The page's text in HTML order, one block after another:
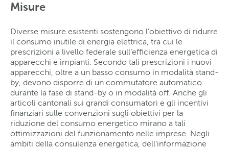
Misure
Diverse misure esistenti sostengono l’obiettivo di ridurre
il consumo inutile di energia elettrica, tra cui le
prescrizioni a livello federale sull’efficienza energetica di
apparecchi e impianti. Secondo tali prescrizioni i nuovi
apparecchi, oltre a un basso consumo in modalità stand-
by, devono disporre di un commutatore automatico
durante la fase di stand-by o in modalità off. Anche gli
articoli cantonali sui grandi consumatori e gli incentivi
finanziari sulle convenzioni sugli obiettivi per la
riduzione del consumo energetico mirano a tali
ottimizzazioni del funzionamento nelle imprese. Negli
ambiti della consulenza energetica, dell’informazione